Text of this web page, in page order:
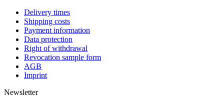
Delivery times
Shipping costs
Payment information
Data protection
Right of withdrawal
Revocation sample form
AGB
Imprint
Newsletter